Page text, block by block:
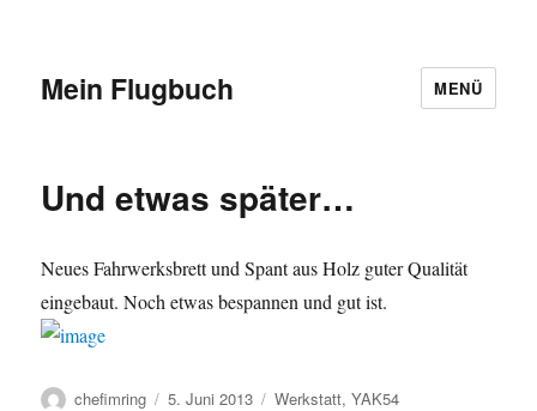
Mein Flugbuch MENÜ
Und etwas später…
Neues Fahrwerksbrett und Spant aus Holz guter Qualität
eingebaut. Noch etwas bespannen und gut ist.
Autor
chefimring
Veröffentlicht
5. Juni 2013 Kategorien
Werkstatt,YAK54